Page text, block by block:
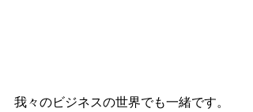
我々のビジネスの世界でも一緒です。